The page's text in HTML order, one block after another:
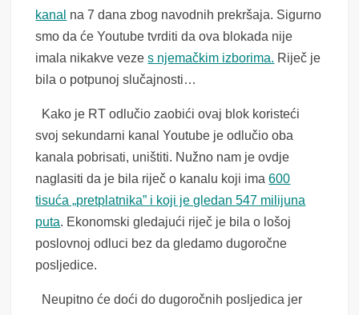
kanal na 7 dana zbog navodnih prekršaja. Sigurno
smo da će Youtube tvrditi da ova blokada nije
imala nikakve vezes njemačkim izborima. Riječ je
bila o potpunoj slučajnosti…
Kako je RT odlučio zaobići ovaj blok koristeći
svoj sekundarni kanal Youtube je odlučio oba
kanala pobrisati, uništiti. Nužno nam je ovdje
naglasiti da je bila riječ o kanalu koji ima600
tisuća „pretplatnika” i koji je gledan 547 milijuna
puta. Ekonomski gledajući riječ je bila o lošoj
poslovnoj odluci bez da gledamo dugoročne
posljedice.
Neupitno će doći do dugoročnih posljedica jer